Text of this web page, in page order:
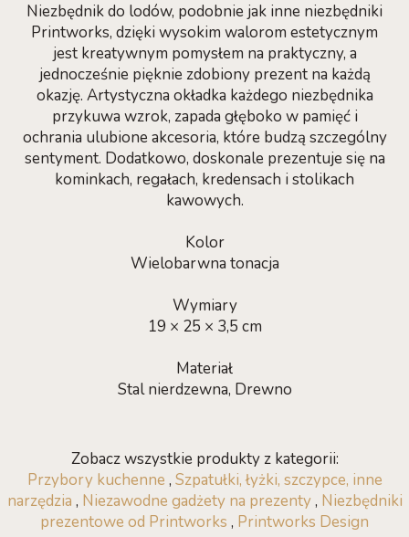
Niezbędnik do lodów, podobnie jak inne niezbędniki
Printworks, dzięki wysokim walorom estetycznym
jest kreatywnym pomysłem na praktyczny, a
jednocześnie pięknie zdobiony prezent na każdą
okazję. Artystyczna okładka każdego niezbędnika
przykuwa wzrok, zapada głęboko w pamięć i
ochrania ulubione akcesoria, które budzą szczególny
sentyment. Dodatkowo, doskonale prezentuje się na
kominkach, regałach, kredensach i stolikach
kawowych.
Kolor
Wielobarwna tonacja
Wymiary
19 × 25 × 3,5 cm
Materiał
Stal nierdzewna, Drewno
Zobacz wszystkie produkty z kategorii:
Przybory kuchenne , Szpatułki, łyżki, szczypce, inne
narzędzia , Niezawodne gadżety na prezenty, Niezbędniki
prezentowe od Printworks , Printworks Design